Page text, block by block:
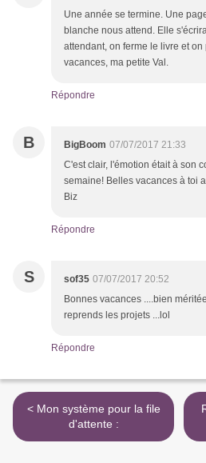
Une année se termine. Une
blanche nous attend. Elle
attendant, on ferme le livre et
vacances, ma petite Val.
Répondre
B BigBoom 07/07/2017 21:33
C'est clair, l'émotion était à son
semaine! Belles vacances à toi
Biz
Répondre
S sof35 07/07/2017 20:52
Bonnes vacances ....bien
reprends les projets ...lol
Répondre
< Mon système pour la file
d'attente :